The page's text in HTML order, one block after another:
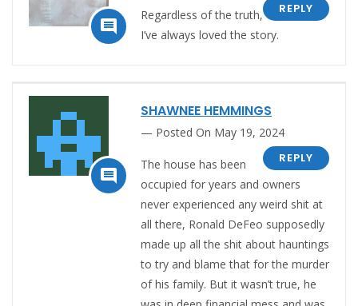

REPLY
Regardless of the truth,
I’ve always loved the story.

SHAWNEE HEMMINGS
Posted On May 19, 2024
REPLY
The house has been
occupied for years and owners
never experienced any weird shit at
all there, Ronald DeFeo supposedly
made up all the shit about hauntings
to try and blame that for the murder
of his family. But it wasn’t true, he